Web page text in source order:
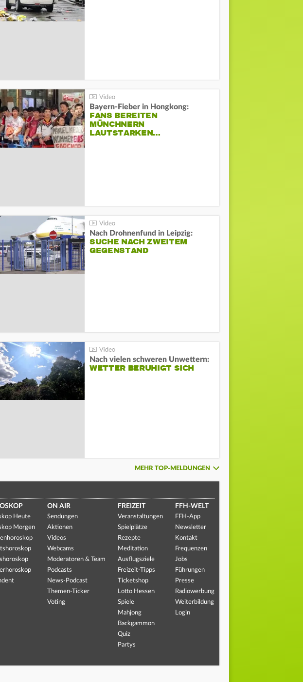
Bayern-Fieber in Hongkong:
FANS BEREITEN
MÜNCHNERN
LAUTSTARKEN…
Nach Drohnenfund in Leipzig:
SUCHE NACH ZWEITEM
GEGENSTAND
Nach vielen schweren Unwettern:
WETTER BERUHIGT SICH
MEHR TOP-MELDUNGEN
Heute
Morgen
ON AIR
Sendungen
Aktionen
Videos
Webcams
Moderatoren & Team
Podcasts
News-Podcast
Themen-Ticker
Voting
FREIZEIT
Veranstaltungen
Spielplätze
Rezepte
Meditation
Ausflugsziele
Freizeit-Tipps
Ticketshop
Lotto Hessen
Spiele
Mahjong
Backgammon
Quiz
Partys
FFH-WELT
FFH-App
Newsletter
Kontakt
Frequenzen
Jobs
Führungen
Presse
Radiowerbung
Weiterbildung
Login